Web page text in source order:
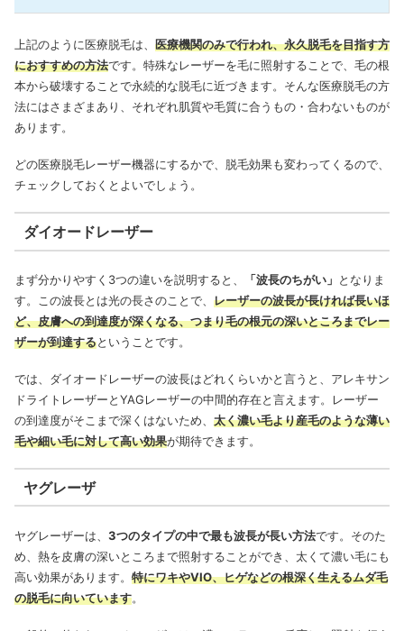
上記のように医療脱毛は、 医療機関のみで行われ、永久脱毛を目指す方
におすすめの方法です。特殊なレーザーを毛に照射することで、毛の根
本から破壊することで永続的な脱毛に近づきます。そんな医療脱毛の方
法にはさまざまあり、それぞれ肌質や毛質に合うもの・合わないものが
あります。
どの医療脱毛レーザー機器にするかで、脱毛効果も変わってくるので、
チェックしておくとよいでしょう。
ダイオードレーザー
まず分かりやすく3つの違いを説明すると、 「波長のちがい」 となりま
す。この波長とは光の長さのことで、 レーザーの波長が長ければ長いほ
ど、皮膚への到達度が深くなる、つまり毛の根元の深いところまでレー
ザーが到達するということです。
では、ダイオードレーザーの波長はどれくらいかと言うと、アレキサン
ドライトレーザーとYAGレーザーの中間的存在と言えます。レーザー
の到達度がそこまで深くはないため、 太く濃い毛より産毛のような薄い
毛や細い毛に対して高い効果が期待できます。
ヤグレーザ
ヤグレーザーは、 3つのタイプの中で最も波長が長い方法です。そのた
め、熱を皮膚の深いところまで照射することができ、太くて濃い毛にも
高い効果があります。 特にワキやVIO、ヒゲなどの根深く生えるムダ毛
の脱毛に向いています。